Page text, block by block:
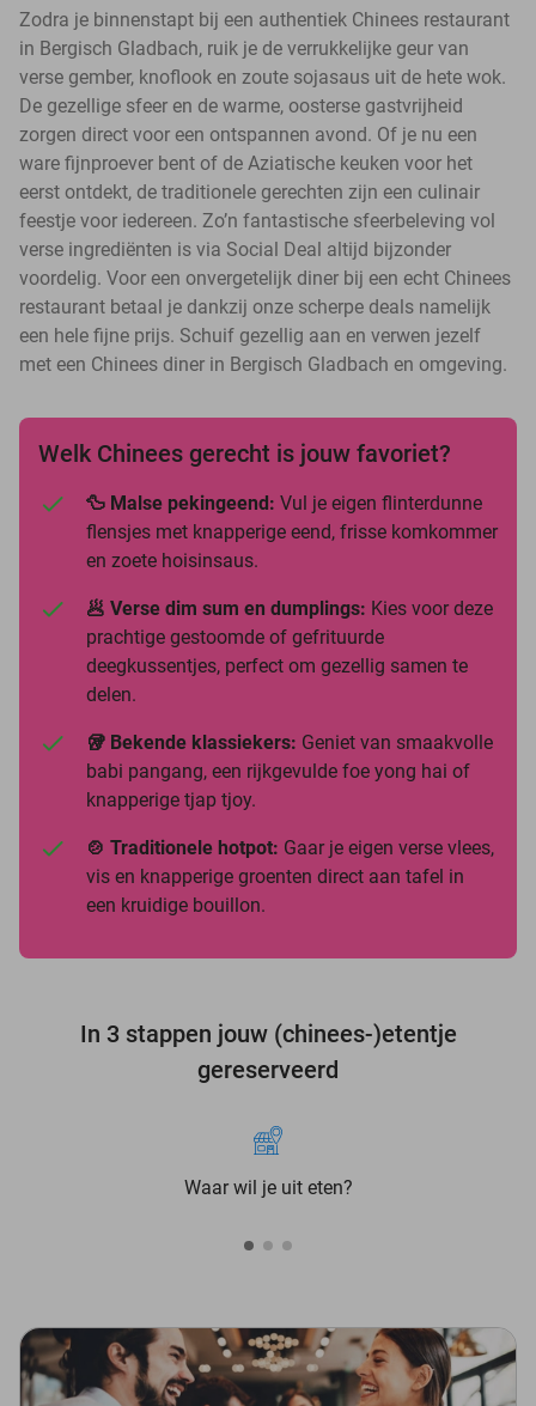
Zodra je binnenstapt bij een authentiek Chinees restaurant
in Bergisch Gladbach, ruik je de verrukkelijke geur van
verse gember, knoflook en zoute sojasaus uit de hete wok.
De gezellige sfeer en de warme, oosterse gastvrijheid
zorgen direct voor een ontspannen avond. Of je nu een
ware fijnproever bent of de Aziatische keuken voor het
eerst ontdekt, de traditionele gerechten zijn een culinair
feestje voor iedereen. Zo’n fantastische sfeerbeleving vol
verse ingrediënten is via Social Deal altijd bijzonder
voordelig. Voor een onvergetelijk diner bij een echt Chinees
restaurant betaal je dankzij onze scherpe deals namelijk
een hele fijne prijs. Schuif gezellig aan en verwen jezelf
met een Chinees diner in Bergisch Gladbach en omgeving.
Welk Chinees gerecht is jouw favoriet?
🦆 Malse pekingeend: Vul je eigen flinterdunne
flensjes met knapperige eend, frisse komkommer
en zoete hoisinsaus.
🥟 Verse dim sum en dumplings: Kies voor deze
prachtige gestoomde of gefrituurde
deegkussentjes, perfect om gezellig samen te
delen.
🥡 Bekende klassiekers: Geniet van smaakvolle
babi pangang, een rijkgevulde foe yong hai of
knapperige tjap tjoy.
🍲 Traditionele hotpot: Gaar je eigen verse vlees,
vis en knapperige groenten direct aan tafel in
een kruidige bouillon.
In 3 stappen jouw (chinees-)etentje
gereserveerd
Waar wil je uit eten?